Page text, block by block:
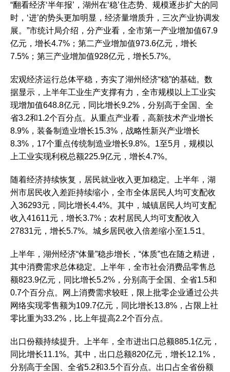
“翻看经济‘半年报’，湖州在‘稳’住态势、规模逐步扩大的同
时，‘进’的势头更加明显，经济量增质升，三次产业协调发
展。”市统计局介绍，分产业看，全市第一产业增加值67.9
亿元，增长4.7%；第二产业增加值973.6亿元，增长
7.5%；第三产业增加值928亿元，增长5.7%。
宏观经济运行总体平稳，夯实了湖州经济“稳”的基础。数
据显示，上半年工业生产支撑有力，全市规模以上工业实
现增加值648.8亿元，同比增长9.2%，分别高于全国、全
省3.2和1.2个百分点。从重点产业看，高新技术产业增长
8.9%，装备制造业增长15.3%，战略性新兴产业增长
8.3%，17个重点传统制造业增长9.8%。1至5月，规模以
上工业实现利税总额225.9亿元，增长4.7%。
随着经济持续恢复，居民就业收入更加稳定。上半年，湖
州市居民收入差距持续缩小，全市全体居民人均可支配收
入36293元，同比增长4.4%。其中，城镇居民人均可支配
收入41611元，增长3.7%；农村居民人均可支配收入
27831元，增长5.7%。城乡居民收入倍差缩小至1.5∶1。
上半年，湖州经济“体量”稳步增长，“体质”也在随之精进，
其中消费需求总体稳定。上半年，全市社会消费品零售总
额823.9亿元，同比增长5.2%，分别高于全国、全省1.5和
0.7个百分点。网上消费需求较旺，限上批零企业通过公共
网络实现零售额为109.7亿元，同比增长13.8%，占限上社
零比重为33.2%，比上年提高2.2个百分点。
出口份额持续提升。上半年，全市进出口总额885.1亿元，
同比增长11.1%。其中，出口总额820亿元，增长12.1%，
分别高于全国、全省5.2和3.5个百分点。出口占全省份额